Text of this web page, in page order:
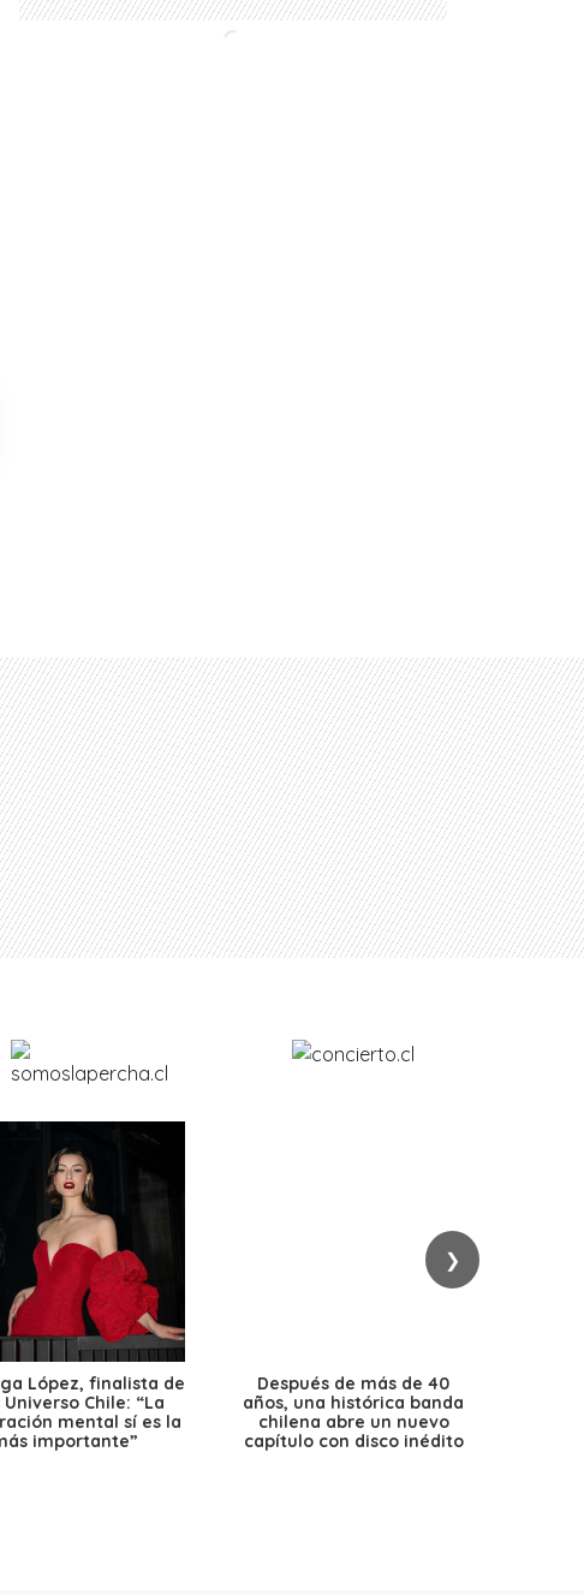
❯
López, finalista de
Universo Chile: “La
mental sí es la
importante”
Después de más de 40
años, una histórica banda
chilena abre un nuevo
capítulo con disco inédito